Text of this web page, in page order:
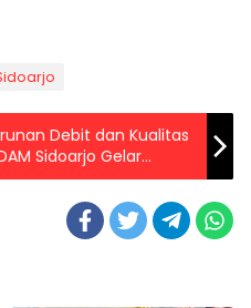
Debit dan Kualitas
Sidoarjo Gelar